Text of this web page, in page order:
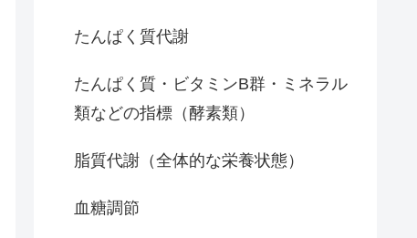
たんぱく質代謝
たんぱく質・ビタミンB群・ミネラル
類などの指標（酵素類）
脂質代謝（全体的な栄養状態）
血糖調節